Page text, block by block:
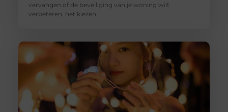
vervangen of de beveiliging van je woning wilt
verbeteren, het kiezen